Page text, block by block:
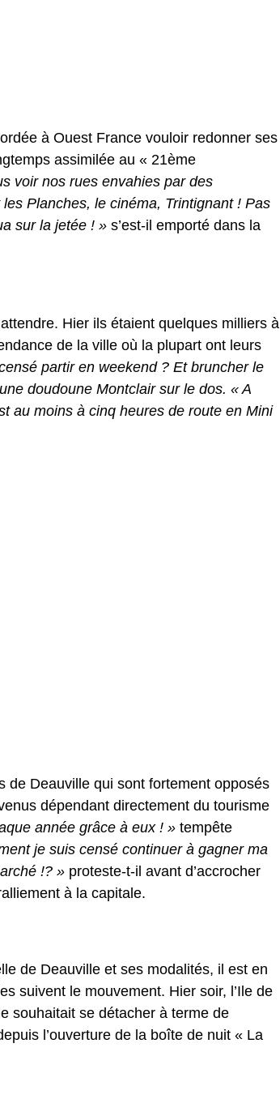
à Ouest France vouloir redonner ses
assimilée au « 21ème
voir nos rues envahies par des
Planches, le cinéma, Trintignant ! Pas
sur la jetée ! » s’est-il emporté dans la
Hier ils étaient quelques milliers à
de la ville où la plupart ont leurs
partir en weekend ? Et bruncher le
doudoune Montclair sur le dos. « A
au moins à cinq heures de route en Mini
de Deauville qui sont fortement opposés
dépendant directement du tourisme
année grâce à eux ! » tempête
je suis censé continuer à gagner ma
!? » proteste-t-il avant d’accrocher
à la capitale.
de Deauville et ses modalités, il est en
suivent le mouvement. Hier soir, l’Ile de
souhaitait se détacher à terme de
l’ouverture de la boîte de nuit « La